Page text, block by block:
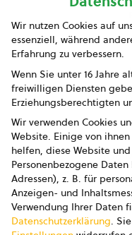
AGB
Wir nutzen Cookies auf
essenziell, während
Erfahrung zu verbessern.
Wenn Sie unter 16 Jahre
freiwilligen Diensten
Erziehungsberechtigten
Wir verwenden Cookies
Website. Einige von
helfen, diese Website
Personenbezogene
Adressen), z. B. für
Anzeigen- und
Verwendung Ihrer Daten
Datenschutzerklärung.